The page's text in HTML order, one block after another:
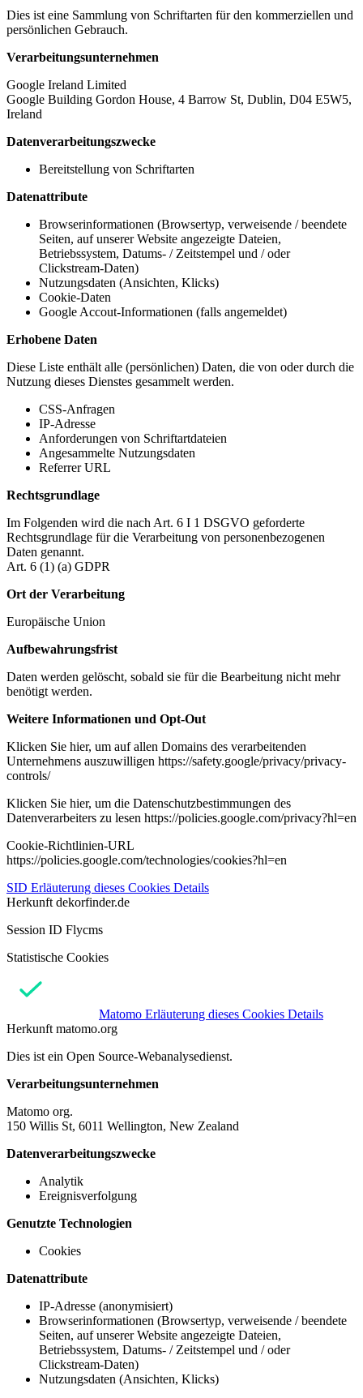
Dies ist eine Sammlung von Schriftarten für den kommerziellen und
persönlichen Gebrauch.
Verarbeitungsunternehmen
Google Ireland Limited
Google Building Gordon House, 4 Barrow St, Dublin, D04 E5W5,
Ireland
Datenverarbeitungszwecke
Bereitstellung von Schriftarten
Datenattribute
Browserinformationen (Browsertyp, verweisende / beendete
Seiten, auf unserer Website angezeigte Dateien,
Betriebssystem, Datums- / Zeitstempel und / oder
Clickstream-Daten)
Nutzungsdaten (Ansichten, Klicks)
Cookie-Daten
Google Accout-Informationen (falls angemeldet)
Erhobene Daten
Diese Liste enthält alle (persönlichen) Daten, die von oder durch die
Nutzung dieses Dienstes gesammelt werden.
CSS-Anfragen
IP-Adresse
Anforderungen von Schriftartdateien
Angesammelte Nutzungsdaten
Referrer URL
Rechtsgrundlage
Im Folgenden wird die nach Art. 6 I 1 DSGVO geforderte
Rechtsgrundlage für die Verarbeitung von personenbezogenen
Daten genannt.
Art. 6 (1) (a) GDPR
Ort der Verarbeitung
Europäische Union
Aufbewahrungsfrist
Daten werden gelöscht, sobald sie für die Bearbeitung nicht mehr
benötigt werden.
Weitere Informationen und Opt-Out
Klicken Sie hier, um auf allen Domains des verarbeitenden
Unternehmens auszuwilligen https://safety.google/privacy/privacy-
controls/
Klicken Sie hier, um die Datenschutzbestimmungen des
Datenverarbeiters zu lesen https://policies.google.com/privacy?hl=en
Cookie-Richtlinien-URL
https://policies.google.com/technologies/cookies?hl=en
SID Erläuterung dieses Cookies Details
Herkunft dekorfinder.de
Session ID Flycms
Statistische Cookies
Matomo Erläuterung dieses Cookies Details
Herkunft matomo.org
Dies ist ein Open Source-Webanalysedienst.
Verarbeitungsunternehmen
Matomo org.
150 Willis St, 6011 Wellington, New Zealand
Datenverarbeitungszwecke
Analytik
Ereignisverfolgung
Genutzte Technologien
Cookies
Datenattribute
IP-Adresse (anonymisiert)
Browserinformationen (Browsertyp, verweisende / beendete
Seiten, auf unserer Website angezeigte Dateien,
Betriebssystem, Datums- / Zeitstempel und / oder
Clickstream-Daten)
Nutzungsdaten (Ansichten, Klicks)